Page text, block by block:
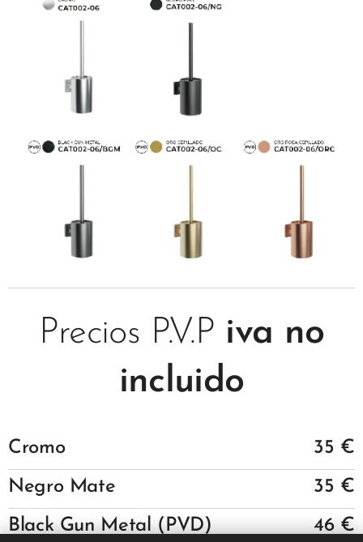
Precios P.V.P iva no
incluido
Cromo
35 €
Negro Mate
35 €
Black Gun Metal (PVD)
46 €